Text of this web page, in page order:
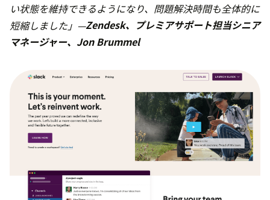
い状態を維持できるようになり、問題解決時間も全体的に
短縮しました」—Zendesk、プレミアサポート担当シニア
マネージャー、Jon Brummel